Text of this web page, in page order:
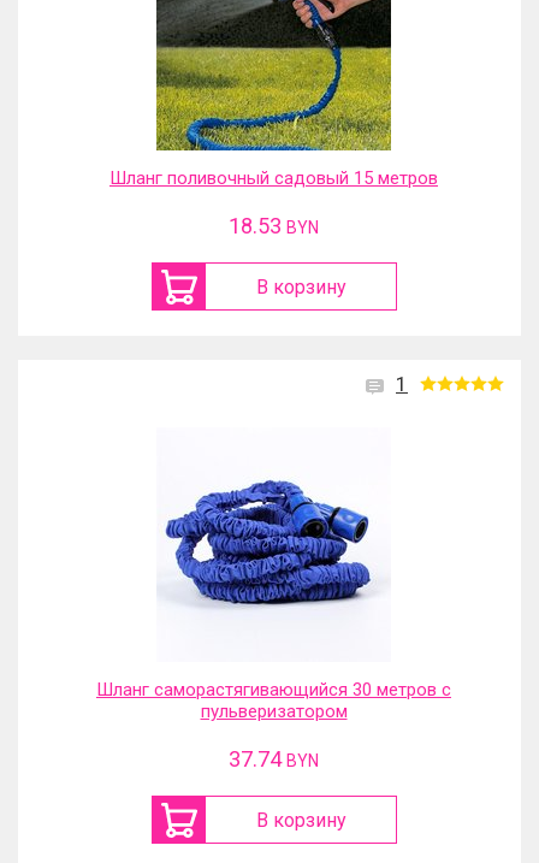
Шланг поливочный садовый 15 метров
18.53 BYN
В корзину
1
Шланг саморастягивающийся 30 метров с
пульверизатором
37.74 BYN
В корзину